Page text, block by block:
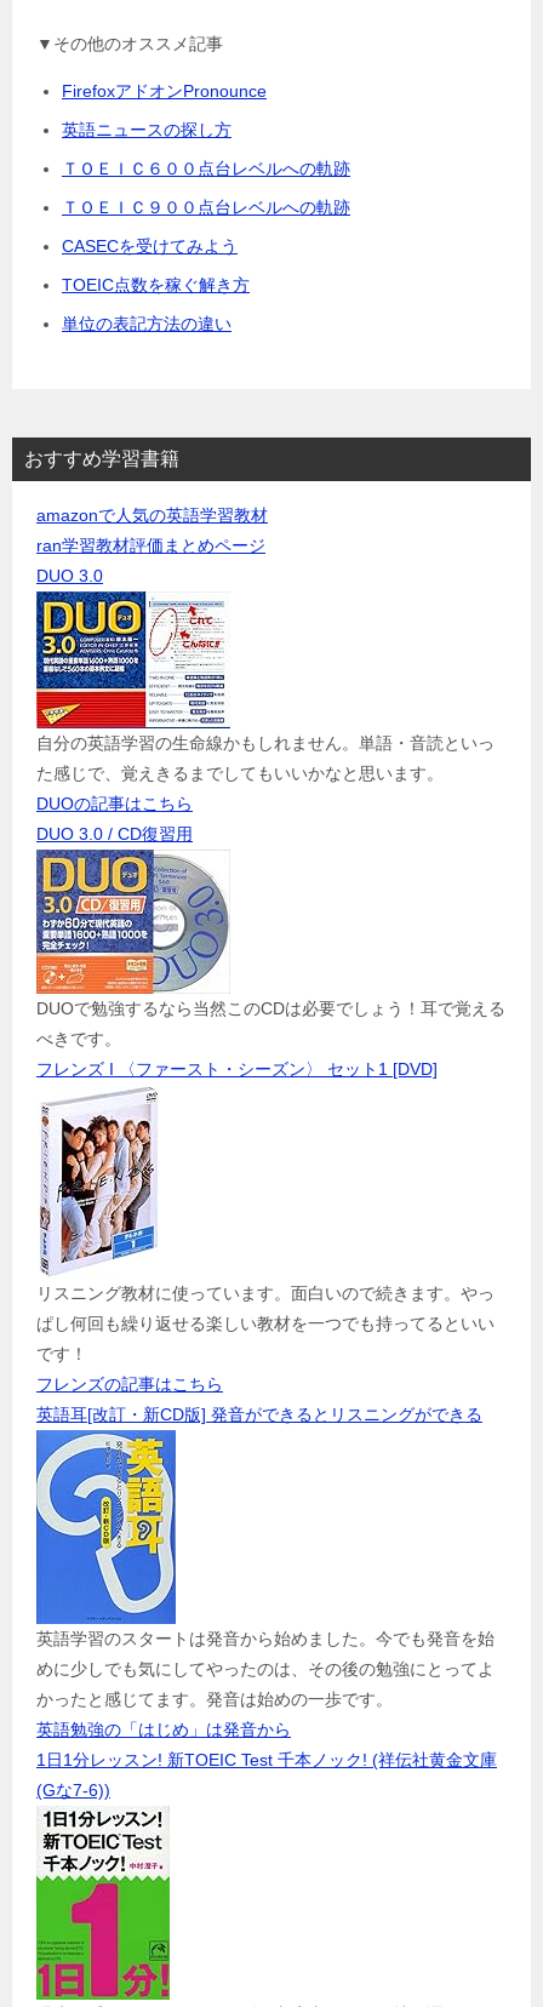
▼その他のオススメ記事
FirefoxアドオンPronounce
英語ニュースの探し方
ＴＯＥＩＣ６００点台レベルへの軌跡
ＴＯＥＩＣ９００点台レベルへの軌跡
CASECを受けてみよう
TOEIC点数を稼ぐ解き方
単位の表記方法の違い
おすすめ学習書籍
amazonで人気の英語学習教材
ran学習教材評価まとめページ
DUO 3.0
自分の英語学習の生命線かもしれません。単語・音読といっ
た感じで、覚えきるまでしてもいいかなと思います。
DUOの記事はこちら
DUO 3.0 / CD復習用
DUOで勉強するなら当然このCDは必要でしょう！耳で覚える
べきです。
フレンズ I 〈ファースト・シーズン〉 セット1 [DVD]
リスニング教材に使っています。面白いので続きます。やっ
ぱし何回も繰り返せる楽しい教材を一つでも持ってるといい
です！
フレンズの記事はこちら
英語耳[改訂・新CD版] 発音ができるとリスニングができる
英語学習のスタートは発音から始めました。今でも発音を始
めに少しでも気にしてやったのは、その後の勉強にとってよ
かったと感じてます。発音は始めの一歩です。
英語勉強の「はじめ」は発音から
1日1分レッスン! 新TOEIC Test 千本ノック! (祥伝社黄金文庫
(Gな7-6))